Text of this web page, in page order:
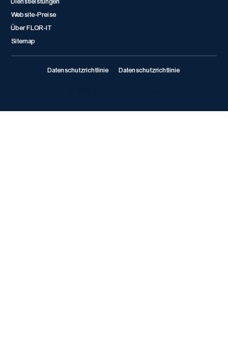
Website-Preise
Über FLOR-IT
Sitemap
Datenschutzrichtlinie Datenschutzrichtlinie